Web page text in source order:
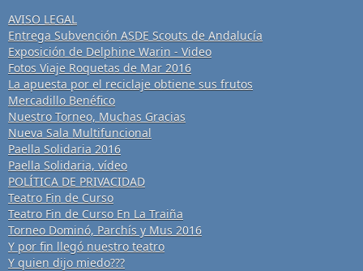
AVISO LEGAL
Entrega Subvención ASDE Scouts de Andalucía
Exposición de Delphine Warin - Video
Fotos Viaje Roquetas de Mar 2016
La apuesta por el reciclaje obtiene sus frutos
Mercadillo Benéfico
Nuestro Torneo, Muchas Gracias
Nueva Sala Multifuncional
Paella Solidaria 2016
Paella Solidaria, vídeo
POLÍTICA DE PRIVACIDAD
Teatro Fin de Curso
Teatro Fin de Curso En La Traiña
Torneo Dominó, Parchís y Mus 2016
Y por fin llegó nuestro teatro
Y quien dijo miedo???